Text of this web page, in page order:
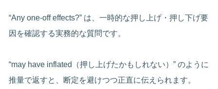
“Any one-off effects?” は、一時的な押し上げ・押し下げ要
因を確認する実務的な質問です。
“may have inflated（押し上げたかもしれない）” のように
推量で返すと、断定を避けつつ正直に伝えられます。